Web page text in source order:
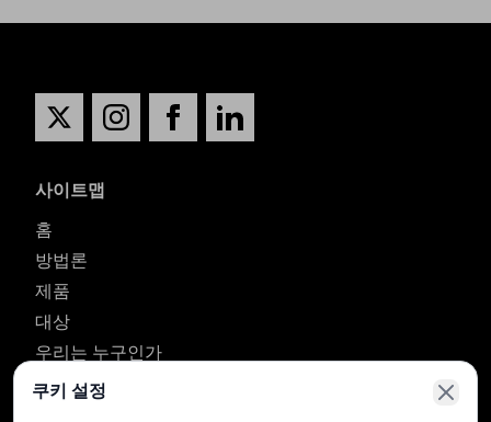
사이트맵
홈
방법론
제품
대상
우리는 누구인가
연락처
쿠키 설정